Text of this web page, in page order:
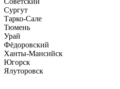
Сургут
Тарко-Сале
Тюмень
Урай
Фёдоровский
Ханты-Мансийск
Югорск
Ялуторовск